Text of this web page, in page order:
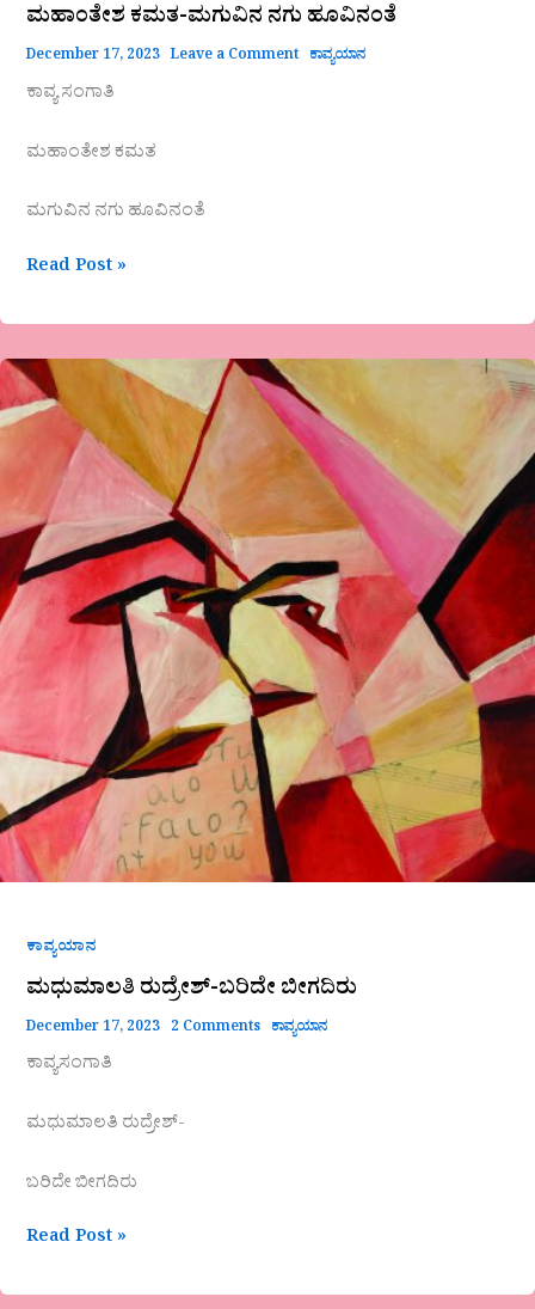
ಮಹಾಂತೇಶ ಕಮತ-ಮಗುವಿನ ನಗು ಹೂವಿನಂತೆ
December 17, 2023 Leave a Comment ಕಾವ್ಯಯಾನ
ಕಾವ್ಯ ಸಂಗಾತಿ
ಮಹಾಂತೇಶ ಕಮತ
ಮಗುವಿನ ನಗು ಹೂವಿನಂತೆ
Read Post »
ಕಾವ್ಯಯಾನ
ಮಧುಮಾಲತಿ ರುದ್ರೇಶ್-ಬರಿದೇ ಬೀಗದಿರು
December 17, 2023 2 Comments ಕಾವ್ಯಯಾನ
ಕಾವ್ಯಸಂಗಾತಿ
ಮಧುಮಾಲತಿ ರುದ್ರೇಶ್-
ಬರಿದೇ ಬೀಗದಿರು
ಮಧುಮಾಲತಿ
ರುದ್ರೇಶ್-
ಬೀಗದಿರು
Read Post »